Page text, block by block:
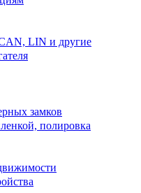
LIN и другие
замков
полировка